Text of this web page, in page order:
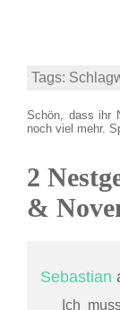
Tags:
Schön, dass ihr
noch viel mehr.
2
&
Sebastian
Ich